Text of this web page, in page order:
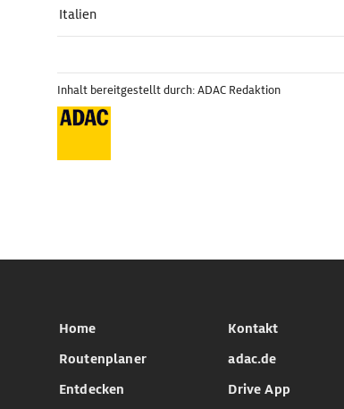
Italien
Inhalt bereitgestellt durch: ADAC Redaktion
Home
Routenplaner
Entdecken
Kontakt
adac.de
Drive App